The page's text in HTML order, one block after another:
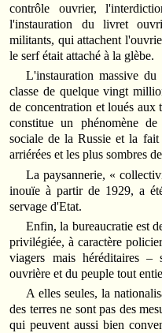
contrôle ouvrier,
l'instauration du livret
militants, qui attachent
le serf était attaché à la glèbe.
L'instauration massive
classe de quelque vingt
de concentration et loués aux
constitue un phénomène
sociale de la Russie et la
arriérées et les plus sombres
La paysannerie, «
inouïe à partir de 1929, a
servage d'Etat.
Enfin, la bureaucratie est
privilégiée, à caractère
viagers mais héréditaires
ouvrière et du peuple tout
A elles seules, la
des terres ne sont pas des
qui peuvent aussi bien